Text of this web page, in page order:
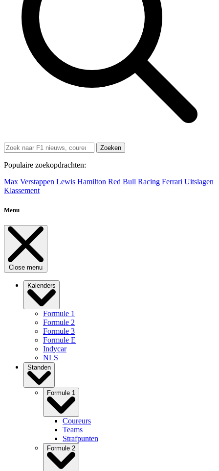
Zoeken
Populaire zoekopdrachten:
Max Verstappen Lewis Hamilton Red Bull Racing Ferrari Uitslagen
Klassement
Menu
Close menu
Kalenders
Formule 1
Formule 2
Formule 3
Formule E
Indycar
NLS
Standen
Formule 1
Coureurs
Teams
Strafpunten
Formule 2